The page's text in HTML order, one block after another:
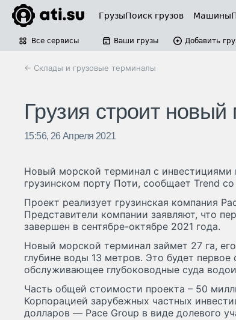
ГрузыПоиск грузов Машины
Все сервисы Ваши грузы Добавить
← Склады и грузовые терминалы
Грузия строит
15:56, 26 Апреля 2021
Новый морской терминал с инвестициями
грузинском порту Поти, сообщает Trend
Проект реализует грузинская компания
Представители компании заявляют, что
завершен в сентябре-октябре 2021 года.
Новый морской терминал займет 27 га,
глубине воды 13 метров. Это будет
обслуживающее глубоководные суда
Часть общей стоимости проекта – 50
Корпорацией зарубежных частных
долларов — Pace Group в виде долевого